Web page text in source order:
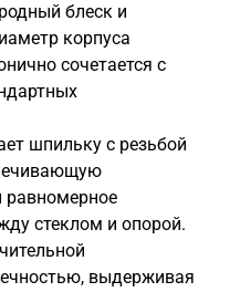
блеск и
корпуса
сочетается с
шпильку с резьбой
равномерное
стеклом и опорой.
выдерживая